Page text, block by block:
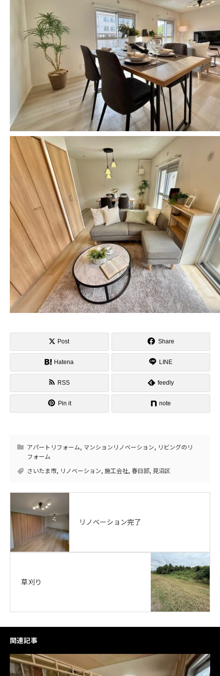
Post Share
Hatena LINE
RSS feedly
Pin it note
アパートリフォーム, マンションリノベーション, リビングのリ
フォーム
さいたま市, リノベーション, 施工会社, 春日部, 見沼区
リノベーション完了
草刈り
関連記事